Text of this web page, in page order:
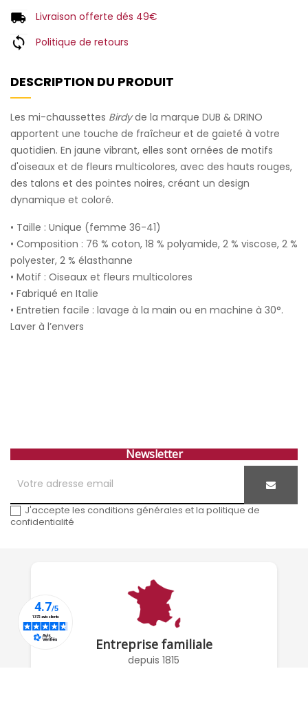
Livraison offerte dés 49€
Politique de retours
DESCRIPTION DU PRODUIT
Les mi-chaussettes Birdyde la marque DUB & DRINO
apportent une touche de fraîcheur et de gaieté à votre
quotidien. En jaune vibrant, elles sont ornées de motifs
d'oiseaux et de fleurs multicolores, avec des hauts rouges,
des talons et des pointes noires, créant un design
dynamique et coloré.
• Taille : Unique (femme 36-41)
• Composition : 76 % coton, 18 % polyamide, 2 % viscose, 2 %
polyester, 2 % élasthanne
• Motif : Oiseaux et fleurs multicolores
• Fabriqué en Italie
• Entretien facile : lavage à la main ou en machine à 30°.
Laver à l’envers
Newsletter
J'accepte les conditions générales et la politique de
confidentialité
Entreprise familiale
depuis 1815